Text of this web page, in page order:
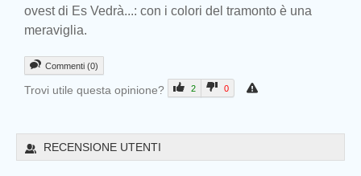
ovest di Es Vedrà...: con i colori del tramonto è una
meraviglia.
Commenti (0)
Trovi utile questa opinione? 2 0
RECENSIONE UTENTI